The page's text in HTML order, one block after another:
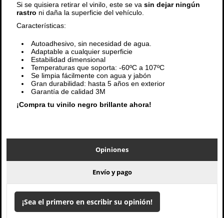
Si se quisiera retirar el vinilo, este se va sin dejar ningún
rastro ni daña la superficie del vehículo.
Características:
Autoadhesivo, sin necesidad de agua.
Adaptable a cualquier superficie
Estabilidad dimensional
Temperaturas que soporta: -60ºC a 107ºC
Se limpia fácilmente con agua y jabón
Gran durabilidad: hasta 5 años en exterior
Garantía de calidad 3M
¡Compra tu vinilo negro brillante ahora!
Opiniones
Envío y pago
¡Sea el primero en escribir su opinión!